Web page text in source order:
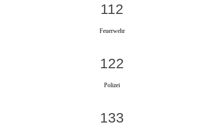
112
Feuerwehr
122
Polizei
133